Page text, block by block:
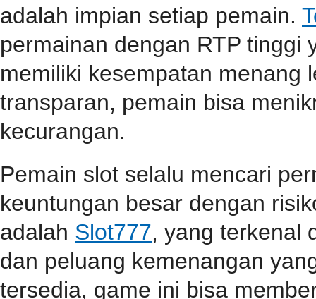
adalah impian setiap pemain.
permainan dengan RTP tinggi
memiliki kesempatan menang
transparan, pemain bisa
kecurangan.
Pemain slot selalu mencari
keuntungan besar dengan
adalah Slot777, yang terkenal
dan peluang kemenangan
tersedia, game ini bisa